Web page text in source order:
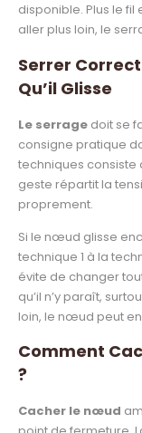
disponible. Plus le
aller plus loin, le
Serrer
Qu’il Glisse
Le serrage doit se
consigne pratique
techniques consiste
geste répartit la
proprement.
Si le nœud glisse
technique 1 à la
évite de changer
qu’il n’y paraît,
loin, le nœud peut
Comment
?
Cacher le nœud